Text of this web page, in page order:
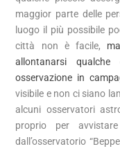
maggior parte delle
luogo il più possibile
città non è facile,
allontanarsi
osservazione in
visibile e non ci siano
alcuni osservatori
proprio per
dall’osservatorio